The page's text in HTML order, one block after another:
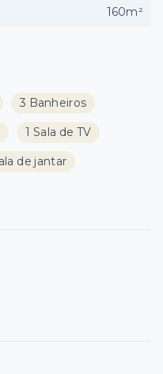
3 Banheiros
1 Sala de TV
de jantar
160m²